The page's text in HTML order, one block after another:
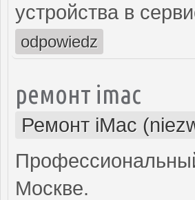
устройства в
odpowiedz
ремонт imac
Ремонт iMac
Москве.